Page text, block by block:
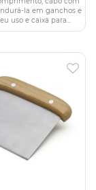
la em ganchos e
uso e caixa para...